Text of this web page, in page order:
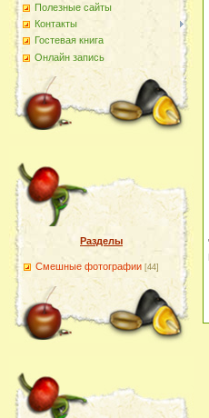
Полезные сайты
Контакты
Гостевая книга
Онлайн запись
Разделы
Смешные фотографии [44]